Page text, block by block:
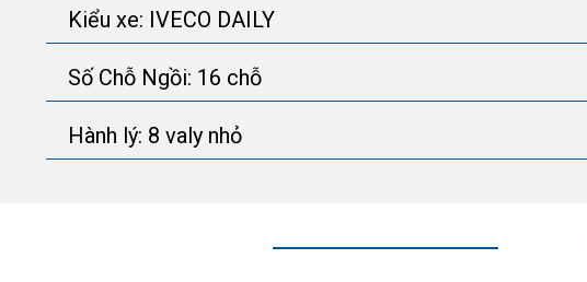
Kiểu xe: IVECO DAILY
Số Chỗ Ngồi: 16 chỗ
Hành lý: 8 valy nhỏ